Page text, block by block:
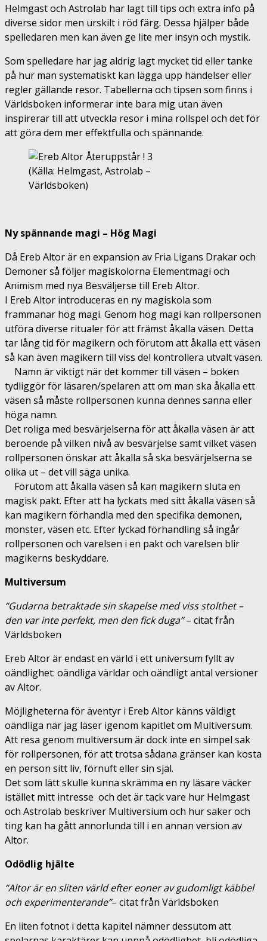
Helmgast och Astrolab har lagt till tips och extra info på
diverse sidor men urskilt i röd färg. Dessa hjälper både
spelledaren men kan även ge lite mer insyn och mystik.
Som spelledare har jag aldrig lagt mycket tid eller tanke
på hur man systematiskt kan lägga upp händelser eller
regler gällande resor. Tabellerna och tipsen som finns i
Världsboken informerar inte bara mig utan även
inspirerar till att utveckla resor i mina rollspel och det för
att göra dem mer effektfulla och spännande.
(Källa: Helmgast, Astrolab –
Världsboken)
Ny spännande magi – Hög Magi
Då Ereb Altor är en expansion av Fria Ligans Drakar och
Demoner så följer magiskolorna Elementmagi och
Animism med nya Besväljerse till Ereb Altor.
I Ereb Altor introduceras en ny magiskola som
frammanar hög magi. Genom hög magi kan rollpersonen
utföra diverse ritualer för att främst åkalla väsen. Detta
tar lång tid för magikern och förutom att åkalla ett väsen
så kan även magikern till viss del kontrollera utvalt väsen.
Namn är viktigt när det kommer till väsen – boken
tydliggör för läsaren/spelaren att om man ska åkalla ett
väsen så måste rollpersonen kunna dennes sanna eller
höga namn.
Det roliga med besvärjelserna för att åkalla väsen är att
beroende på vilken nivå av besvärjelse samt vilket väsen
rollpersonen önskar att åkalla så ska besvärjelserna se
olika ut – det vill säga unika.
Förutom att åkalla väsen så kan magikern sluta en
magisk pakt. Efter att ha lyckats med sitt åkalla väsen så
kan magikern förhandla med den specifika demonen,
monster, väsen etc. Efter lyckad förhandling så ingår
rollpersonen och varelsen i en pakt och varelsen blir
magikerns beskyddare.
Multiversum
“Gudarna betraktade sin skapelse med viss stolthet –
den var inte perfekt, men den fick duga”– citat från
Världsboken
Ereb Altor är endast en värld i ett universum fyllt av
oändlighet: oändliga världar och oändligt antal versioner
av Altor.
Möjligheterna för äventyr i Ereb Altor känns väldigt
oändliga när jag läser igenom kapitlet om Multiversum.
Att resa genom multiversum är dock inte en simpel sak
för rollpersonen, för att trotsa sådana gränser kan kosta
en person sitt liv, förnuft eller sin själ.
Det som lätt skulle kunna skrämma en ny läsare väcker
istället mitt intresse och det är tack vare hur Helmgast
och Astrolab beskriver Multiversium och hur saker och
ting kan ha gått annorlunda till i en annan version av
Altor.
Odödlig hjälte
“Altor är en sliten värld efter eoner av gudomligt käbbel
och experimenterande”– citat från Världsboken
En liten fotnot i detta kapitel nämner dessutom att